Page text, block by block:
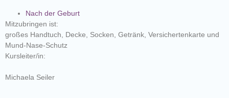
Nach der Geburt
Mitzubringen ist:
großes Handtuch, Decke, Socken, Getränk, Versichertenkarte und
Mund-Nase-Schutz
Kursleiter/in:
Michaela Seiler